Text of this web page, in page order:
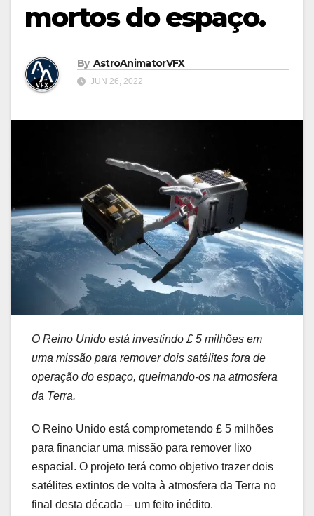
mortos do espaço.
By AstroAnimatorVFX
JUN 26, 2022
O Reino Unido está investindo £ 5 milhões em
uma missão para remover dois satélites fora de
operação do espaço, queimando-os na atmosfera
da Terra.
O Reino Unido está comprometendo £ 5 milhões
para financiar uma missão para remover lixo
espacial. O projeto terá como objetivo trazer dois
satélites extintos de volta à atmosfera da Terra no
final desta década – um feito inédito.